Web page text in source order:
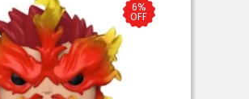
6%
OFF